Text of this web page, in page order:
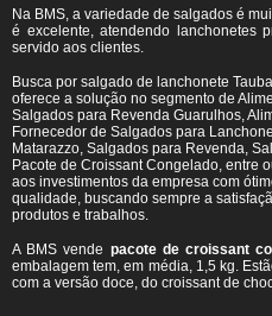
Na BMS, a variedade de salgados é
é excelente, atendendo lanchonetes
servido aos clientes.
Busca por salgado de lanchonete
oferece a solução no segmento de
Salgados para Revenda Guarulhos,
Fornecedor de Salgados para
Matarazzo, Salgados para Revenda,
Pacote de Croissant Congelado, entre
aos investimentos da empresa com
qualidade, buscando sempre a
produtos e trabalhos.
A BMS vende pacote de croissant
embalagem tem, em média, 1,5 kg.
com a versão doce, do croissant de